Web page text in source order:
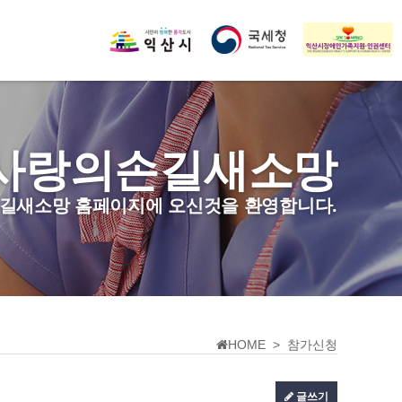
랑의손길새소망
새소망 홈페이지에 오신것을 환영합니다.
HOME > 참가신청
글쓰기